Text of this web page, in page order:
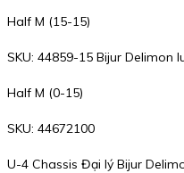
Half M (15-15)
SKU: 44859-15 Bijur Delimon
Half M (0-15)
SKU: 44672100
U-4 Chassis Đại lý Bijur